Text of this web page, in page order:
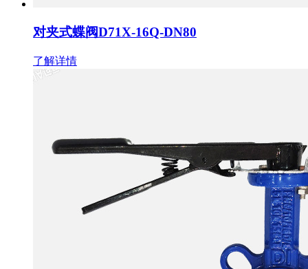
对夹式蝶阀D71X-16Q-DN80
了解详情